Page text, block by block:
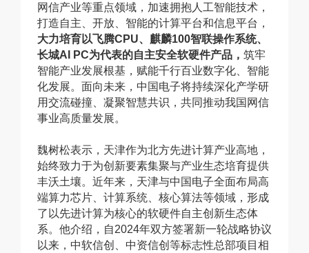
网信产业等重点领域，加速拥抱人工智能技术，
打造自主、开放、智能的计算平台和信息平台，
大力培育以飞腾CPU、麒麟100智联操作系统、
长城AI PC为代表的自主安全软硬件产品， 筑牢
智能产业发展根基，赋能千行百业数字化、智能
化发展。面向未来，中国电子将持续深化产学研
用交流碰撞、凝聚智慧共识，共同推动我国网信
事业高质量发展。
魏树松表示，天津作为北方先进计算产业高地，
始终致力于为创新要素集聚与产业生态培育提供
丰沃土壤。近年来，天津与中国电子全面布局高
端算力芯片、计算系统、核心算法等领域，形成
了以先进计算为核心的软硬件自主创新生态体
系。他介绍，自2024年双方签署新一轮战略协议
以来，中软信创、中资信创等标志性总部项目相